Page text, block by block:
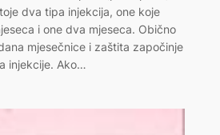
dva tipa injekcija, one koje
i one dva mjeseca. Obično
mjesečnice i zaštita započinje
injekcije. Ako…